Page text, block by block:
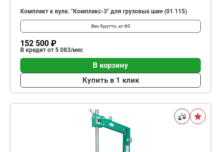
Комплект к вулк. "Комплекс-3" для грузовых шин (01 115)
Вес брутто, кг60
152 500 ₽
В кредит от 5 083/мес
В корзину
Купить в 1 клик